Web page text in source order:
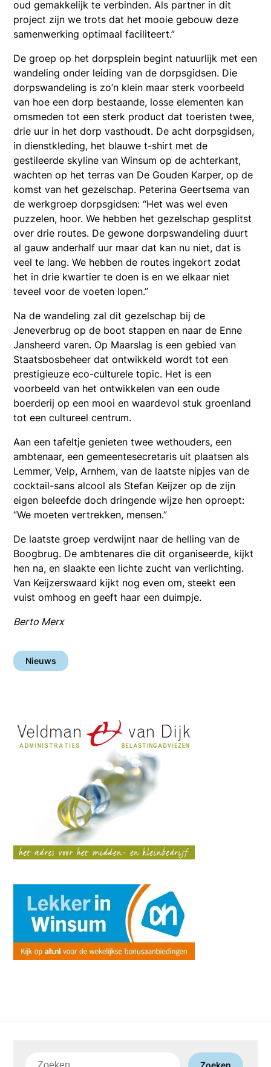
oud gemakkelijk te verbinden. Als partner in dit
project zijn we trots dat het mooie gebouw deze
samenwerking optimaal faciliteert.”
De groep op het dorpsplein begint natuurlijk met een
wandeling onder leiding van de dorpsgidsen. Die
dorpswandeling is zo’n klein maar sterk voorbeeld
van hoe een dorp bestaande, losse elementen kan
omsmeden tot een sterk product dat toeristen twee,
drie uur in het dorp vasthoudt. De acht dorpsgidsen,
in dienstkleding, het blauwe t-shirt met de
gestileerde skyline van Winsum op de achterkant,
wachten op het terras van De Gouden Karper, op de
komst van het gezelschap. Peterina Geertsema van
de werkgroep dorpsgidsen: “Het was wel even
puzzelen, hoor. We hebben het gezelschap gesplitst
over drie routes. De gewone dorpswandeling duurt
al gauw anderhalf uur maar dat kan nu niet, dat is
veel te lang. We hebben de routes ingekort zodat
het in drie kwartier te doen is en we elkaar niet
teveel voor de voeten lopen.”
Na de wandeling zal dit gezelschap bij de
Jeneverbrug op de boot stappen en naar de Enne
Jansheerd varen. Op Maarslag is een gebied van
Staatsbosbeheer dat ontwikkeld wordt tot een
prestigieuze eco-culturele topic. Het is een
voorbeeld van het ontwikkelen van een oude
boerderij op een mooi en waardevol stuk groenland
tot een cultureel centrum.
Aan een tafeltje genieten twee wethouders, een
ambtenaar, een gemeentesecretaris uit plaatsen als
Lemmer, Velp, Arnhem, van de laatste nipjes van de
cocktail-sans alcool als Stefan Keijzer op de zijn
eigen beleefde doch dringende wijze hen oproept:
“We moeten vertrekken, mensen.”
De laatste groep verdwijnt naar de helling van de
Boogbrug. De ambtenares die dit organiseerde, kijkt
hen na, en slaakte een lichte zucht van verlichting.
Van Keijzerswaard kijkt nog even om, steekt een
vuist omhoog en geeft haar een duimpje.
Berto Merx
Nieuws
Zoeken